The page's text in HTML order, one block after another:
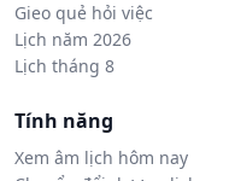
Gieo quẻ hỏi việc
Lịch năm 2026
Lịch tháng 8
Tính năng
Xem âm lịch hôm nay